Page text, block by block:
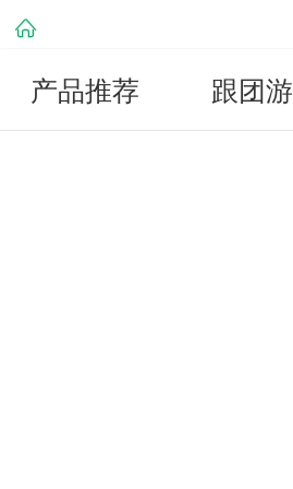
产品推荐 跟团游